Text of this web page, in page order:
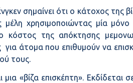
σημαίνει ότι ο κάτοχος της
μέλη χρησιμοποιώντας μία
κόστος της απόκτησης
για άτομα που επιθυμούν να
τους.
μια «βίζα επισκέπτη».